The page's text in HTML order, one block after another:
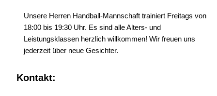
Unsere Herren Handball-Mannschaft trainiert Freitags von
18:00 bis 19:30 Uhr. Es sind alle Alters- und
Leistungsklassen herzlich willkommen! Wir freuen uns
jederzeit über neue Gesichter.
Kontakt: